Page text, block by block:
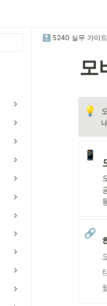
🔝 5240 실무 가이드
모
💡
📱
🔗